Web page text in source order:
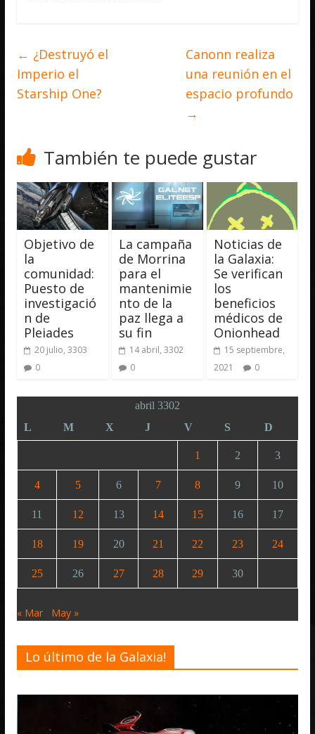
← ¿Destruyó el
Imperio el
Starship One?
Canonn realiza
una reunión en el
espacio profundo
→
También te puede gustar
Objetivo de
la
comunidad:
Puesto de
investigació
n de
Pleiades
20 julio, 3303
0
La campaña
de Morrina
para el
mantenimie
nto de la
paz llega a
su fin
14 abril, 3302
0
Noticias de
la Galaxia:
Se verifican
los
beneficios
médicos de
Onionhead
15 septiembre,
2021
0
abril 3302
L
M X J V S D
1 2 3
4 5 6 7 8 9 10
11 12 13 14 15 16 17
18 19 20 21 22 23 24
25 26 27 28 29 30
« Mar May »
Lo último de la Galaxia!
Desarrollo